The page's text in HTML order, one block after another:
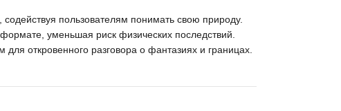
пользователям понимать свою природу.
уменьшая риск физических последствий.
откровенного разговора о фантазиях и границах.